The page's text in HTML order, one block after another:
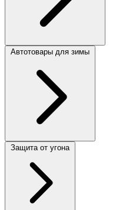
Автотовары для зимы
Защита от угона